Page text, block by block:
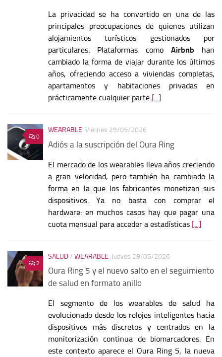
La privacidad se ha convertido en una de las
principales preocupaciones de quienes utilizan
alojamientos turísticos gestionados por
particulares. Plataformas como Airbnb han
cambiado la forma de viajar durante los últimos
años, ofreciendo acceso a viviendas completas,
apartamentos y habitaciones privadas en
prácticamente cualquier parte [...]
0
WEARABLE Viernes 29/05/2026
Adiós a la suscripción del Oura Ring
El mercado de los wearables lleva años creciendo
a gran velocidad, pero también ha cambiado la
forma en la que los fabricantes monetizan sus
dispositivos. Ya no basta con comprar el
hardware: en muchos casos hay que pagar una
cuota mensual para acceder a estadísticas [...]
2
SALUD/ WEARABLE Jueves 28/05/2026
Oura Ring 5 y el nuevo salto en el seguimiento
de salud en formato anillo
El segmento de los wearables de salud ha
evolucionado desde los relojes inteligentes hacia
dispositivos más discretos y centrados en la
monitorización continua de biomarcadores. En
este contexto aparece el Oura Ring 5, la nueva